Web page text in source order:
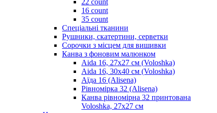
16 count
35 count
Спеціальні тканини
Рушники, скатертини, серветки
Сорочки з місцем для вишивки
Канва з фоновим малюнком
Aida 16, 27х27 см (Voloshka)
Aida 16, 30х40 см (Voloshka)
Аїда 16 (Alisena)
Рівномірка 32 (Alisena)
Канва рівномірна 32 принтована
Voloshka, 27х27 см